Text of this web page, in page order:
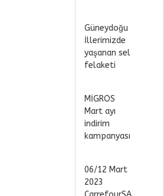
Güneydoğu
İllerimizde
yaşanan sel
felaketi
MİGROS
Mart ayı
indirim
kampanyası
06/12 Mart
2023